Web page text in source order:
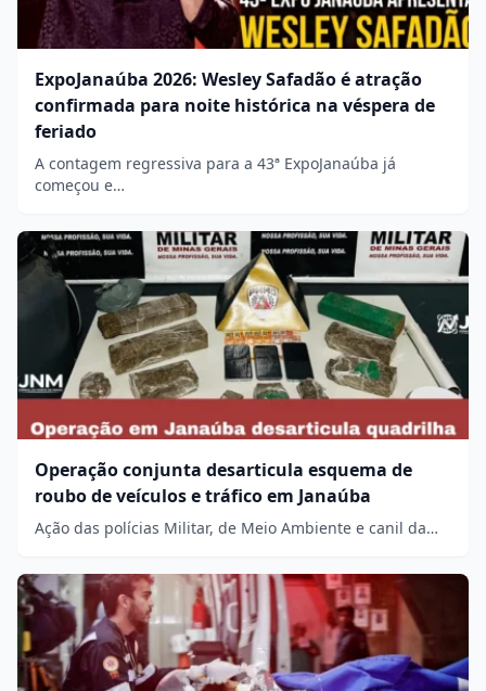
ExpoJanaúba 2026: Wesley Safadão é atração
confirmada para noite histórica na véspera de
feriado
A contagem regressiva para a 43ª ExpoJanaúba já
começou e…
Operação conjunta desarticula esquema de
roubo de veículos e tráfico em Janaúba
Ação das polícias Militar, de Meio Ambiente e canil da…